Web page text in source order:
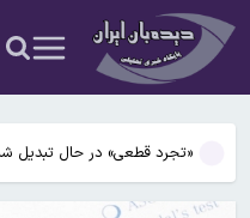
آنها را تهدید می کند
امضا شد
محسن رضایی درباره تنگه
در تنگه هرمز را نخواهیم داد
«تجرد قطعی» در حال
رضایی: توافق روی کاغذ برای